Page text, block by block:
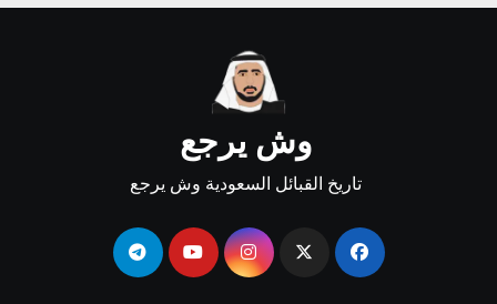
وش يرجع
تاريخ القبائل السعودية وش يرجع